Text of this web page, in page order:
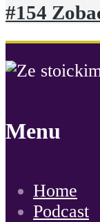
#154
Menu
Home
Podcast